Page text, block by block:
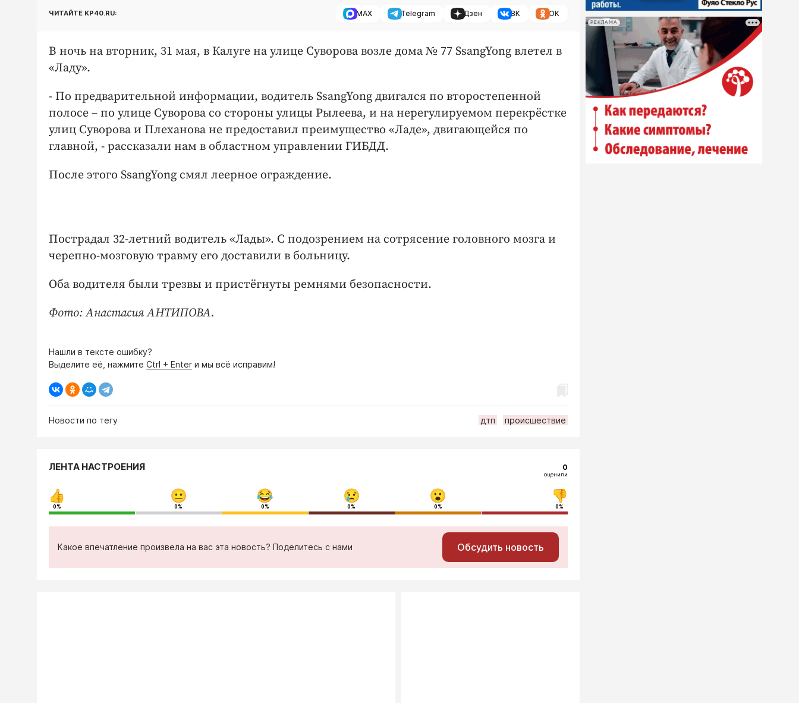
ЧИТАЙТЕ KP40.RU: MAX Telegram Дзен ВК ОК
В ночь на вторник, 31 мая, в Калуге на улице Суворова возле дома № 77 SsangYong влетел в
«Ладу».
- По предварительной информации, водитель SsangYong двигался по второстепенной
полосе – по улице Суворова со стороны улицы Рылеева, и на нерегулируемом перекрёстке
улиц Суворова и Плеханова не предоставил преимущество «Ладе», двигающейся по
главной, - рассказали нам в областном управлении ГИБДД.
После этого SsangYong смял леерное ограждение.
Пострадал 32-летний водитель «Лады». С подозрением на сотрясение головного мозга и
черепно-мозговую травму его доставили в больницу.
Оба водителя были трезвы и пристёгнуты ремнями безопасности.
Фото: Анастасия АНТИПОВА.
Нашли в тексте ошибку?
Выделите её, нажмите Ctrl + Enter и мы всё исправим!
Новости по тегу дтп происшествие
РЕКЛАМА
ЛЕНТА НАСТРОЕНИЯ 0
оценили
0% 0% 0% 0% 0% 0%
Какое впечатление произвела на вас эта новость? Поделитесь с нами Обсудить новость